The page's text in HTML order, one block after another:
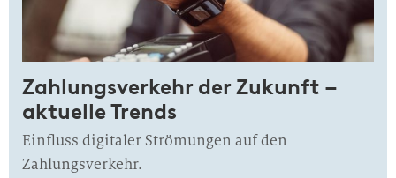
Zahlungsverkehr der Zukunft –
aktuelle Trends
Einfluss digitaler Strömungen auf den
Zahlungsverkehr.